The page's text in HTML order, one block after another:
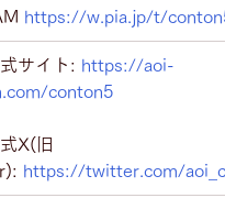
https://w.pia.jp/t/
サイト: https://aoi-
conton5
X(旧
https://twitter.com/